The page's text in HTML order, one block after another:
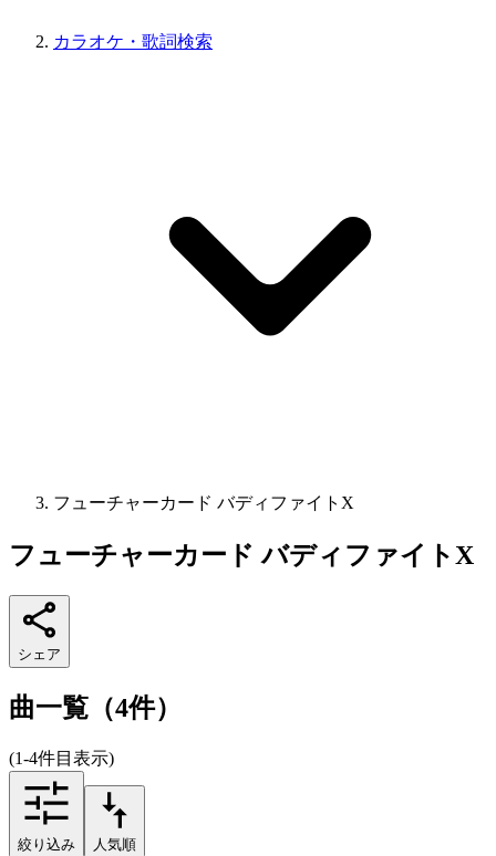
カラオケ・歌詞検索
フューチャーカード バディファイトX
フューチャーカード バディファイトX
シェア
曲一覧（4件）
(1-4件目表示)
絞り込み 人気順